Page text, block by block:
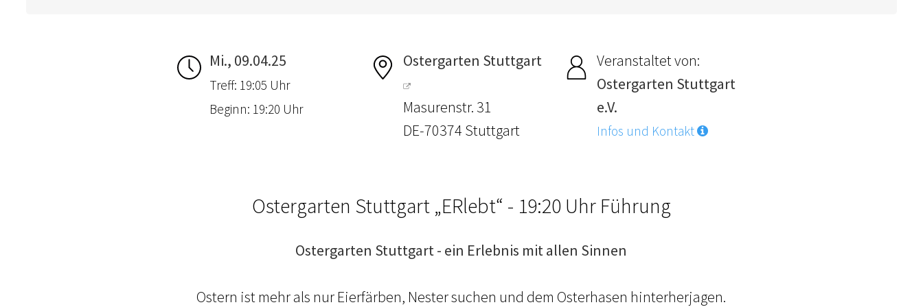
Mi., 09.04.25
Treff: 19:05 Uhr
Beginn: 19:20 Uhr
Ostergarten Stuttgart
Masurenstr. 31
DE-70374 Stuttgart
Veranstaltet von:
Ostergarten Stuttgart
e.V.
Infos und Kontakt
Ostergarten Stuttgart „ERlebt“ - 19:20 Uhr Führung
Ostergarten Stuttgart - ein Erlebnis mit allen Sinnen
Ostern ist mehr als nur Eierfärben, Nester suchen und dem Osterhasen hinterherjagen.